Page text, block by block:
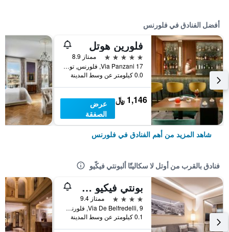
أفضل الفنادق في فلورنس
فلورين هوتل
5 نجوم
ممتاز 8.9
17 Via Panzani, فلورنس, توسكانا, إيطاليا
0.0 كيلومتر عن وسط المدينة
1,146 ﷼
عرض
الصفقة
شاهد المزيد من أهم الفنادق في فلورنس
فنادق بالقرب من أوتل لا سكاليتّا ألبونتي فيكّيو
بونتي فيكيو سويتس آند سبا
4 نجوم
ممتاز 9.4
Via De Belfredelli, 9, فلورنس, توسكانا, إيطاليا
0.1 كيلومتر عن وسط المدينة